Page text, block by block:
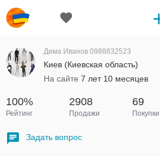
Дима Иванов 0988832523
Киев (Киевская область)
На сайте 7 лет 10 месяцев
100%
Рейтинг
2908
Продажи
69
Покупки
Задать вопрос